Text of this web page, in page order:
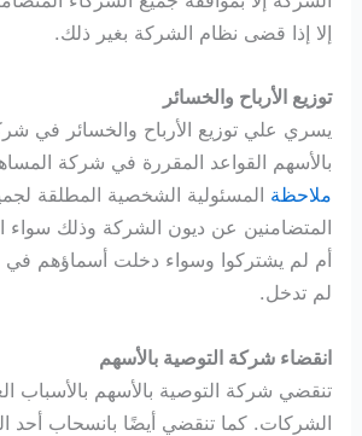
إلا إذا قضى نظام الشركة بغير ذلك.
توزيع الأرباح والخسائر
يسري علي توزيع الأرباح والخسائر في
بالأسهم القواعد المقررة في شركة
ملاحظة المسئولية الشخصية المطلقة
المتضامنين عن ديون الشركة وذلك سواء
أم لم يشتركوا وسواء دخلت أسماؤهم في
لم تدخل.
انقضاء شركة التوصية بالأسهم
تنقضي شركة التوصية بالأسهم بالأسباب
الشركات. كما تنقضي أيضًا بانسحاب أحد